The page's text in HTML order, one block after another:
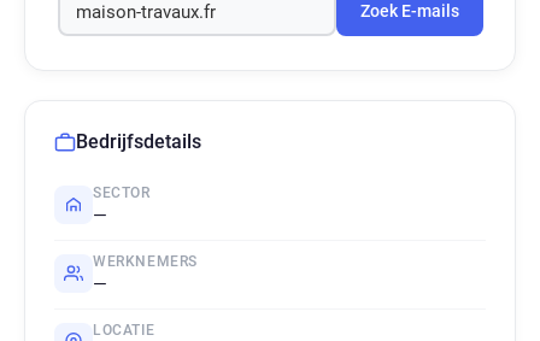
Zoek E-mails
Bedrijfsdetails
SECTOR
—
WERKNEMERS
—
LOCATIE